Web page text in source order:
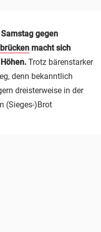
gegen
macht sich
Trotz bärenstarker
denn bekanntlich
dreisterweise in der
(Sieges-)Brot